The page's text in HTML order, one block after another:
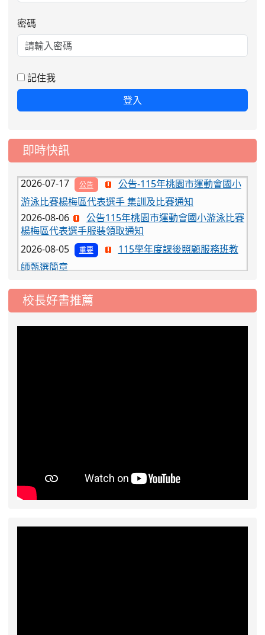
密碼
記住我
登入
即時快訊
2026-08-06
公告115年桃園市運動會國小游泳比賽
楊梅區代表選手服裝領取通知
師甄選簡章
115學年度一、三、五年級常
2026-07-31
公告
學校對面建案申請8月份「施
工車輛臨停」一案，請各位用路人留意
2026-07-17
公告
公告-115年桃園市運動會國小
游泳比賽楊梅區代表選手 集訓及比賽通知
2026-08-06
公告115年桃園市運動會國小游泳比賽
楊梅區代表選手服裝領取通知
2026-08-05
115學年度課後照顧服務班教
師甄選簡章
2026-08-03
115學年度一、三、五年級常
態編班結果公告
2026-07-31
公告
學校對面建案申請8月份「施
工車輛臨停」一案，請各位用路人留意
校長好書推薦